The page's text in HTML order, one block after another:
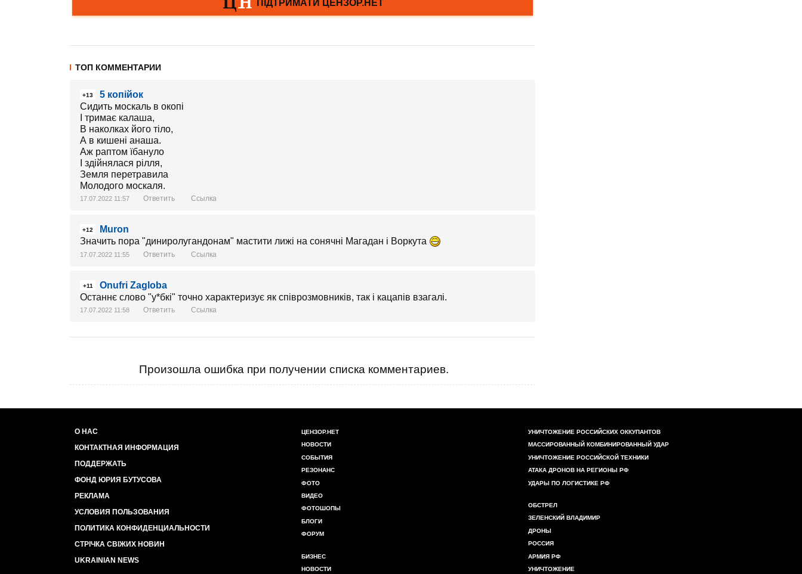
ТОП КОММЕНТАРИИ
+13
5 копійок
Сидить москаль в окопі
І тримає калаша,
В наколках його тіло,
А в кишені анаша.
Аж раптом їбануло
І здійнялася рілля,
Земля перетравила
Молодого москаля.
17.07.2022 11:57 Ответить Ссылка
+12
Muron
Значить пора "диниролугандонам" мастити лижі на сонячні Магадан і Воркута
17.07.2022 11:55 Ответить Ссылка
+11
Onufri Zagloba
Останнє слово "у*бкі" точно характеризує як співрозмовників, так і кацапів взагалі.
17.07.2022 11:58 Ответить Ссылка
Произошла ошибка при получении списка комментариев.
О НАС
КОНТАКТНАЯ ИНФОРМАЦИЯ
ПОДДЕРЖАТЬ
ФОНД ЮРИЯ БУТУСОВА
РЕКЛАМА
УСЛОВИЯ ПОЛЬЗОВАНИЯ
ПОЛИТИКА КОНФИДЕНЦИАЛЬНОСТИ
СТРІЧКА СВІЖИХ НОВИН
UKRAINIAN NEWS
ЦЕНЗОР.НЕТ
НОВОСТИ
СОБЫТИЯ
РЕЗОНАНС
ФОТО
ВИДЕО
ФОТОШОПЫ
БЛОГИ
ФОРУМ
БИЗНЕС
НОВОСТИ
УНИЧТОЖЕНИЕ РОССИЙСКИХ ОККУПАНТОВ
МАССИРОВАННЫЙ КОМБИНИРОВАННЫЙ УДАР
УНИЧТОЖЕНИЕ РОССИЙСКОЙ ТЕХНИКИ
АТАКА ДРОНОВ НА РЕГИОНЫ РФ
УДАРЫ ПО ЛОГИСТИКЕ РФ
ОБСТРЕЛ
ЗЕЛЕНСКИЙ ВЛАДИМИР
ДРОНЫ
РОССИЯ
АРМИЯ РФ
УНИЧТОЖЕНИЕ